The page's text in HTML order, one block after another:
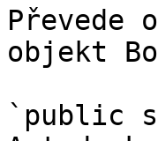
Převede
objekt
`public